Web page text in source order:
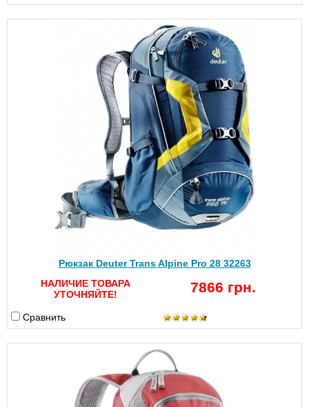
Рюкзак Deuter Trans Alpine Pro 28 32263
НАЛИЧИЕ ТОВАРА
УТОЧНЯЙТЕ!
7866 грн.
Сравнить